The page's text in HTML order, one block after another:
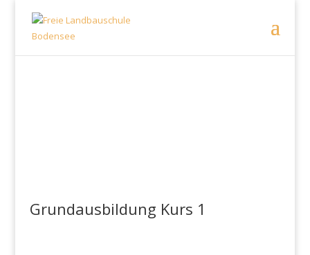
Grundausbildung Kurs 1